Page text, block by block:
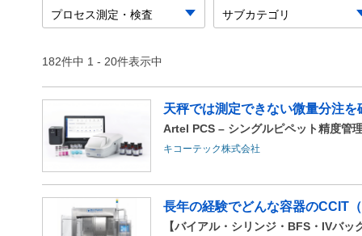
182件中 1 - 20件表示中
天秤では測定できない微量分注を
Artel PCS – シングルピペット精度
キコーテック株式会社
長年の経験でどんな容器のCCIT
【バイアル・シリンジ・BFS・IVバ